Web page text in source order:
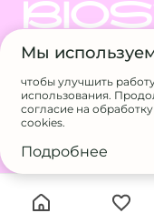
© 2026
только с
Мы
чтобы улучшить
использования.
согласие на
cookies.
Подробнее